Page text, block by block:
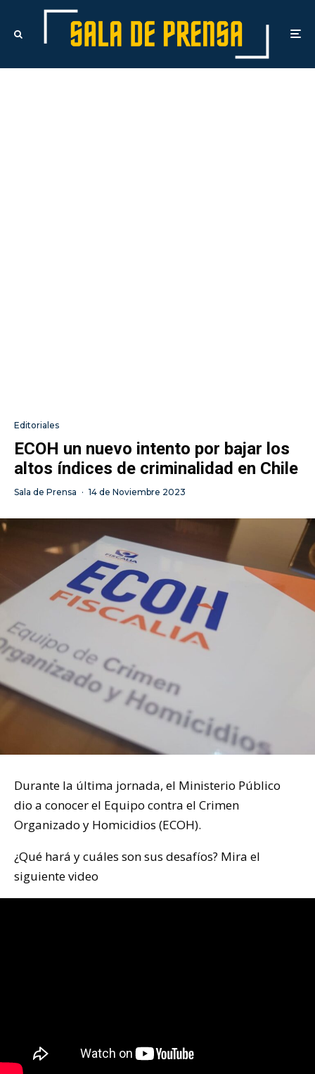
Editoriales
ECOH un nuevo intento por bajar los
altos índices de criminalidad en Chile
Sala de Prensa · 14 de Noviembre 2023
Durante la última jornada, el Ministerio Público
dio a conocer el Equipo contra el Crimen
Organizado y Homicidios (ECOH).
¿Qué hará y cuáles son sus desafíos? Mira el
siguiente video